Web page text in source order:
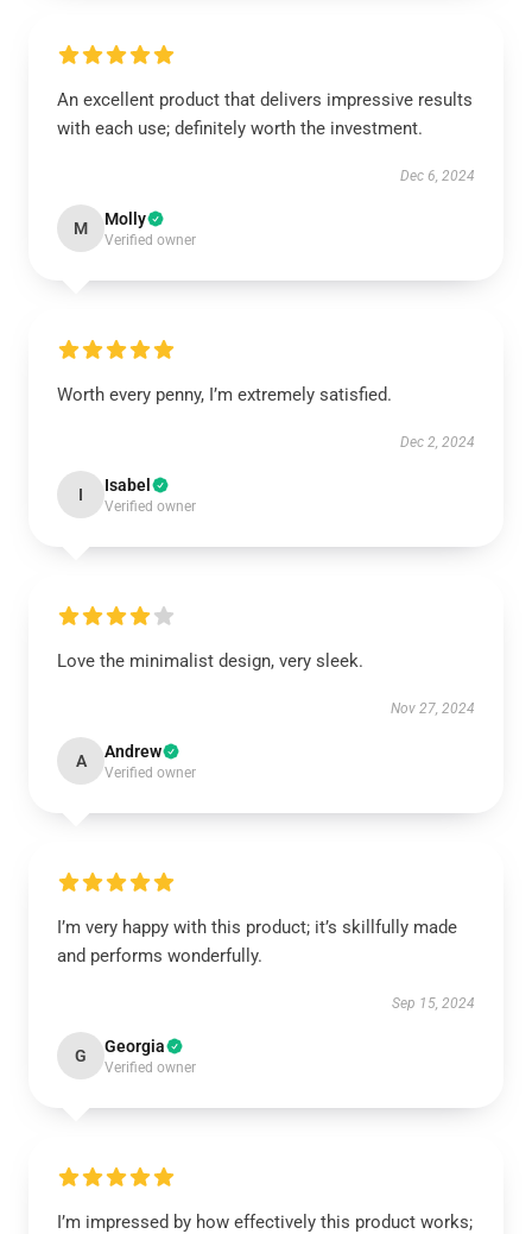
An excellent product that delivers impressive results
with each use; definitely worth the investment.
Dec 6, 2024
M Molly
Verified owner
Worth every penny, I’m extremely satisfied.
Dec 2, 2024
I Isabel
Verified owner
Love the minimalist design, very sleek.
Nov 27, 2024
A Andrew
Verified owner
I’m very happy with this product; it’s skillfully made
and performs wonderfully.
Sep 15, 2024
G Georgia
Verified owner
I’m impressed by how effectively this product works;